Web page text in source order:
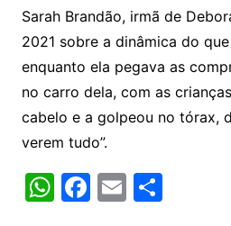
Sarah Brandão, irmã de
2021 sobre a dinâmica do
enquanto ela pegava as
no carro dela, com as
cabelo e a golpeou no tórax,
verem tudo”.
W F E S